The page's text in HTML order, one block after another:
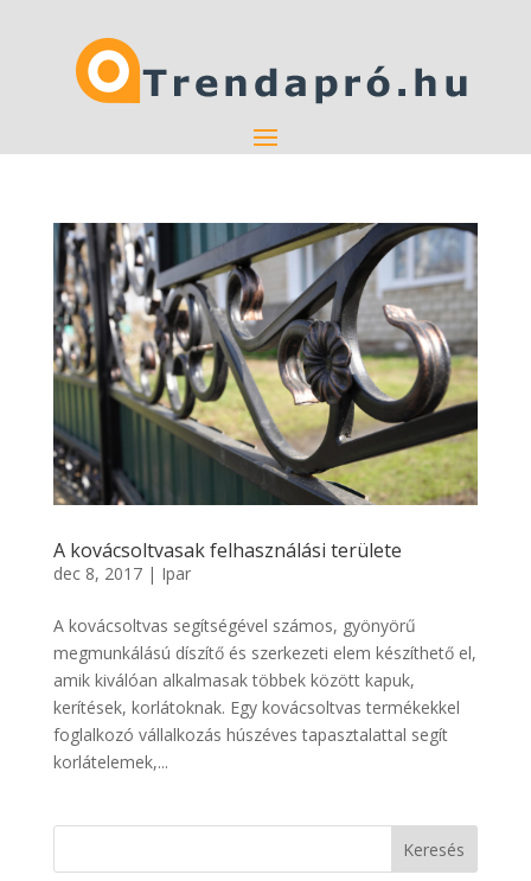
A kovácsoltvasak felhasználási területe
dec 8, 2017| Ipar
A kovácsoltvas segítségével számos, gyönyörű
megmunkálású díszítő és szerkezeti elem készíthető el,
amik kiválóan alkalmasak többek között kapuk,
kerítések, korlátoknak. Egy kovácsoltvas termékekkel
foglalkozó vállalkozás húszéves tapasztalattal segít
korlátelemek,...